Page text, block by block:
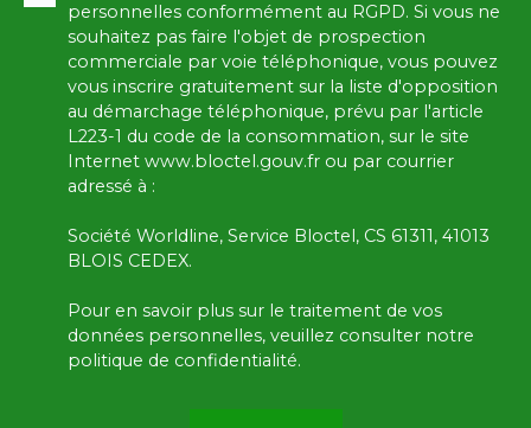
personnelles conformément au RGPD. Si vous ne
souhaitez pas faire l'objet de prospection
commerciale par voie téléphonique, vous pouvez
vous inscrire gratuitement sur la liste d'opposition
au démarchage téléphonique, prévu par l'article
L223-1 du code de la consommation, sur le site
Internet www.bloctel.gouv.fr ou par courrier
adressé à :
Société Worldline, Service Bloctel, CS 61311, 41013
BLOIS CEDEX.
Pour en savoir plus sur le traitement de vos
données personnelles, veuillez consulter notre
politique de confidentialité.